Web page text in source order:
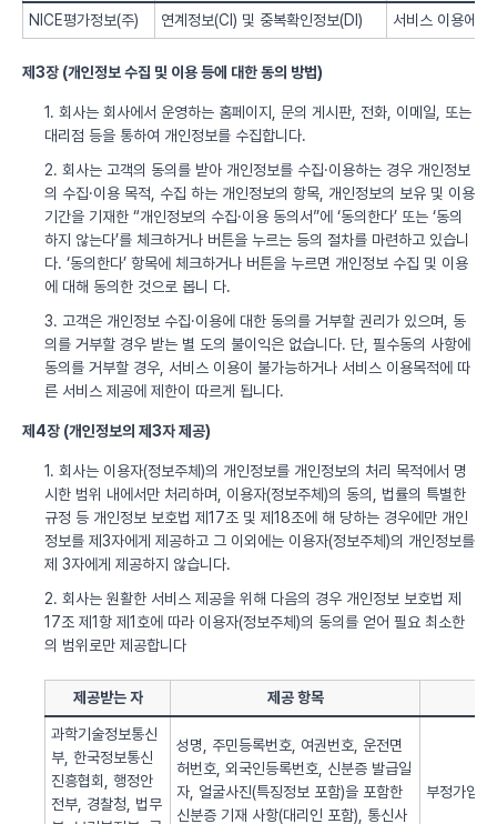
NICE평가정보(주) 연계정보(CI) 및 중복확인정보(DI) 서비스 이용에
제3장 (개인정보 수집 및 이용 등에 대한 동의 방법)
1. 회사는 회사에서 운영하는 홈페이지, 문의 게시판, 전화, 이메일, 또는
대리점 등을 통하여 개인정보를 수집합니다.
2. 회사는 고객의 동의를 받아 개인정보를 수집·이용하는 경우 개인정보
의 수집·이용 목적, 수집 하는 개인정보의 항목, 개인정보의 보유 및 이용
기간을 기재한 “개인정보의 수집·이용 동의서”에 ‘동의한다’ 또는 ‘동의
하지 않는다’를 체크하거나 버튼을 누르는 등의 절차를 마련하고 있습니
다. ‘동의한다’ 항목에 체크하거나 버튼을 누르면 개인정보 수집 및 이용
에 대해 동의한 것으로 봅니 다.
3. 고객은 개인정보 수집·이용에 대한 동의를 거부할 권리가 있으며, 동
의를 거부할 경우 받는 별 도의 불이익은 없습니다. 단, 필수동의 사항에
동의를 거부할 경우, 서비스 이용이 불가능하거나 서비스 이용목적에 따
른 서비스 제공에 제한이 따르게 됩니다.
제4장 (개인정보의 제3자 제공)
1. 회사는 이용자(정보주체)의 개인정보를 개인정보의 처리 목적에서 명
시한 범위 내에서만 처리하며, 이용자(정보주체)의 동의, 법률의 특별한
규정 등 개인정보 보호법 제17조 및 제18조에 해 당하는 경우에만 개인
정보를 제3자에게 제공하고 그 이외에는 이용자(정보주체)의 개인정보를
제 3자에게 제공하지 않습니다.
2. 회사는 원활한 서비스 제공을 위해 다음의 경우 개인정보 보호법 제
17조 제1항 제1호에 따라 이용자(정보주체)의 동의를 얻어 필요 최소한
의 범위로만 제공합니다
제공받는 자 제공 항목
과학기술정보통신
부, 한국정보통신
진흥협회, 행정안
전부, 경찰청, 법무
성명, 주민등록번호, 여권번호, 운전면
허번호, 외국인등록번호, 신분증 발급일
자, 얼굴사진(특징정보 포함)을 포함한
신분증 기재 사항(대리인 포함), 통신사
부정가입